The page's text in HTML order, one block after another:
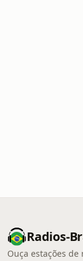
Radios-
Ouça estações